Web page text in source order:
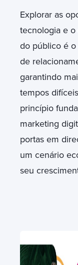
Explorar as
tecnologia e
do público é
de
garantindo
tempos
princípio
marketing
portas em
um cenário
seu